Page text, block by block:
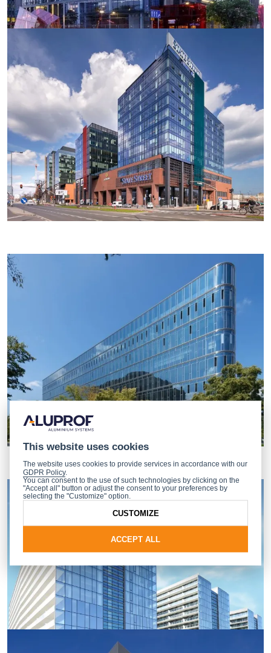
This website uses cookies
The website uses cookies to provide services in accordance with our
GDPR Policy.
You can consent to the use of such technologies by clicking on the
"Accept all" button or adjust the consent to your preferences by
selecting the "Customize" option.
ACCEPT ALL
CUSTOMIZE